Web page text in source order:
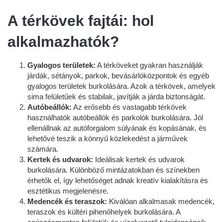
A térkövek fajtái: hol
alkalmazhatók?
Gyalogos területek: A térköveket gyakran használják
járdák, sétányok, parkok, bevásárlóközpontok és egyéb
gyalogos területek burkolására. Azok a térkövek, amelyek
sima felületűek és stabilak, javítják a járda biztonságát.
Autóbeállók: Az erősebb és vastagabb térkövek
használhatók autóbeállók és parkolók burkolására. Jól
ellenállnak az autóforgalom súlyának és kopásának, és
lehetővé teszik a könnyű közlekedést a járművek
számára.
Kertek és udvarok: Ideálisak kertek és udvarok
burkolására. Különböző mintázatokban és színekben
érhetők el, így lehetőséget adnak kreatív kialakításra és
esztétikus megjelenésre.
Medencék és teraszok: Kiválóan alkalmasak medencék,
teraszok és kültéri pihenőhelyek burkolására. A